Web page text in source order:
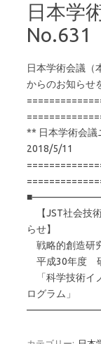
日本学
No.631
日本学術会議（
からのお知らせ
** 日本学術会
2018/5/11
【JST社会技
らせ】
戦略的創造研
平成30年度
「科学技術イ
ログラム」